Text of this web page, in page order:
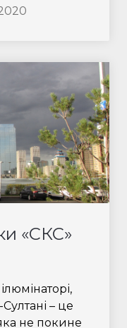
«СКС»
– це
не покине